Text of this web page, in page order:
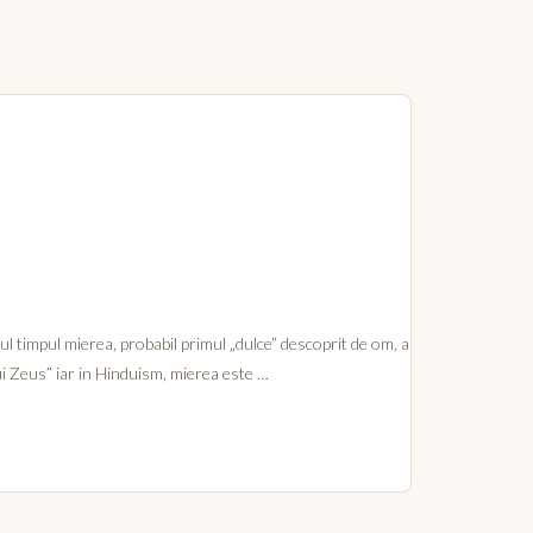
mierea, probabil primul „dulce” descoprit de om, a
iar in Hinduism, mierea este …